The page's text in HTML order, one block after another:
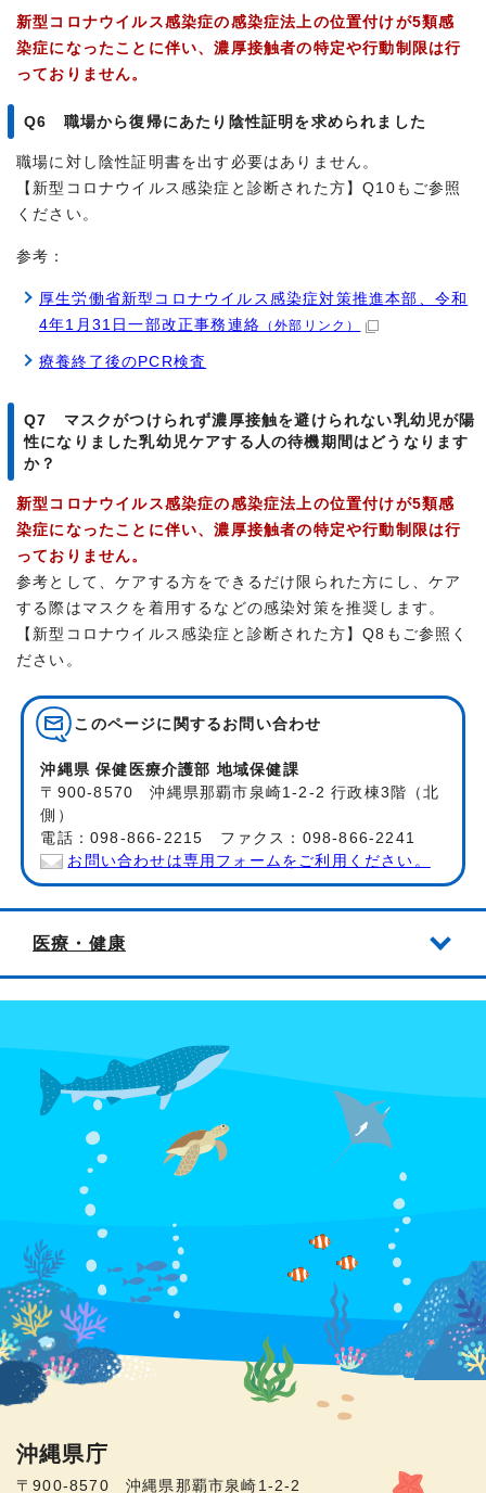
新型コロナウイルス感染症の感染症法上の位置付けが5類感
染症になったことに伴い、濃厚接触者の特定や行動制限は行
っておりません。
Q6 職場から復帰にあたり陰性証明を求められました
職場に対し陰性証明書を出す必要はありません。
【新型コロナウイルス感染症と診断された方】Q10もご参照
ください。
参考：
厚生労働省新型コロナウイルス感染症対策推進本部、令和
4年1月31日一部改正事務連絡 （外部リンク）
療養終了後のPCR検査
Q7 マスクがつけられず濃厚接触を避けられない乳幼児が陽
性になりました乳幼児ケアする人の待機期間はどうなります
か？
新型コロナウイルス感染症の感染症法上の位置付けが5類感
染症になったことに伴い、濃厚接触者の特定や行動制限は行
っておりません。
参考として、ケアする方をできるだけ限られた方にし、ケア
する際はマスクを着用するなどの感染対策を推奨します。
【新型コロナウイルス感染症と診断された方】Q8もご参照く
ださい。
このページに関する お問い合わせ
沖縄県 保健医療介護部 地域保健課
〒900-8570 沖縄県那覇市泉崎1-2-2 行政棟3階（北
側）
電話：098-866-2215 ファクス：098-866-2241
お問い合わせは専用フォームをご利用ください。
医療・健康
沖縄県庁
〒900-8570 沖縄県那覇市泉崎1-2-2